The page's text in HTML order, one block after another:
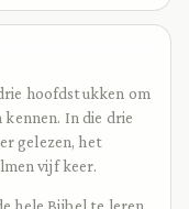
hoofdstukken om
In die drie
gelezen, het
vijf keer.
hele Bijbel te leren